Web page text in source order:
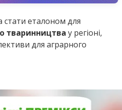
стати еталоном для
тваринництва у регіоні,
для аграрного